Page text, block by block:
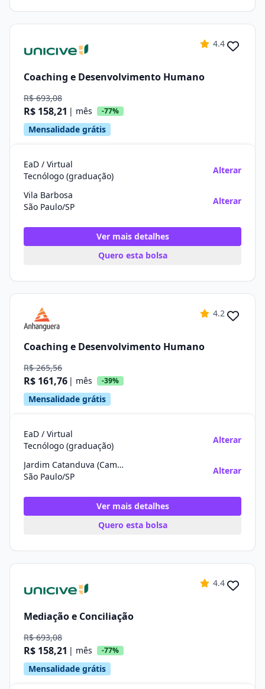
4.4
Coaching e Desenvolvimento Humano
R$ 693,08
R$ 158,21 | mês -77%
Mensalidade grátis
EaD / Virtual
Tecnólogo (graduação)
Alterar
Vila Barbosa
São Paulo/SP
Alterar
Ver mais detalhes
Quero esta bolsa
4.2
Coaching e Desenvolvimento Humano
R$ 265,56
R$ 161,76 | mês -39%
Mensalidade grátis
EaD / Virtual
Tecnólogo (graduação)
Alterar
Jardim Catanduva (Campo Limpo)
São Paulo/SP
Alterar
Ver mais detalhes
Quero esta bolsa
4.4
Mediação e Conciliação
R$ 693,08
R$ 158,21 | mês -77%
Mensalidade grátis